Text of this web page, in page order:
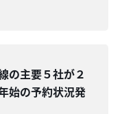
の主要５社が２
始の予約状況発